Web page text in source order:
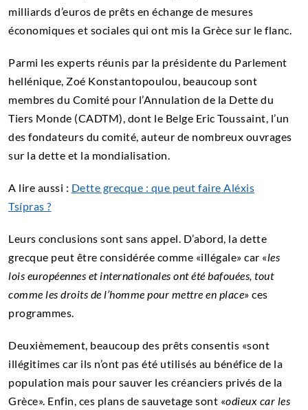
milliards d’euros de prêts en échange de mesures
économiques et sociales qui ont mis la Grèce sur le flanc.
Parmi les experts réunis par la présidente du Parlement
hellénique, Zoé Konstantopoulou, beaucoup sont
membres du Comité pour l’Annulation de la Dette du
Tiers Monde (CADTM), dont le Belge Eric Toussaint, l’un
des fondateurs du comité, auteur de nombreux ouvrages
sur la dette et la mondialisation.
A lire aussi : Dette grecque : que peut faire Aléxis
Tsípras ?
Leurs conclusions sont sans appel. D’abord, la dette
grecque peut être considérée comme «illégale» car «les
lois européennes et internationales ont été bafouées, tout
comme les droits de l’homme pour mettre en place» ces
programmes.
Deuxièmement, beaucoup des prêts consentis «sont
illégitimes car ils n’ont pas été utilisés au bénéfice de la
population mais pour sauver les créanciers privés de la
Grèce». Enfin, ces plans de sauvetage sont «odieux car les